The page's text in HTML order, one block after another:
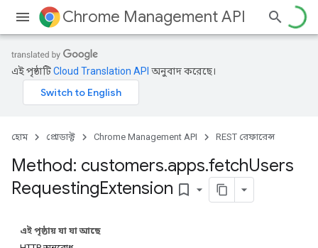
Chrome Management API
এই পৃষ্ঠাটিCloud Translation API অনুবাদ করেছে।
হোম প্রোডাক্ট Chrome Management API REST রেফারেন্স
Method: customers.apps.fetchUsers
RequestingExtension bookmark_border
এই পৃষ্ঠায় যা যা আছে